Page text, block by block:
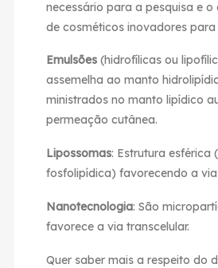
necessário para a pesquisa e o
de cosméticos inovadores
Emulsões (hidrofílicas ou
assemelha ao manto
ministrados no manto lipídico
permeação cutânea.
Lipossomas: Estrutura esférica
fosfolipídica) favorecendo a via
Nanotecnologia: São
favorece a via transcelular.
Quer saber mais a respeito do